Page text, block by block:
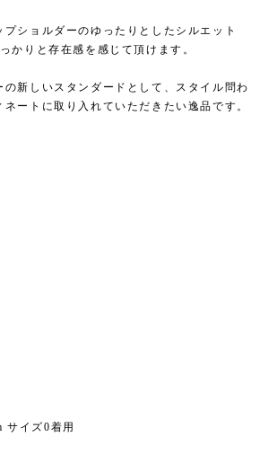
ショルダーのゆったりとしたシルエット
かりと存在感を感じて頂けます。
の新しいスタンダードとして、スタイル問わ
ートに取り入れていただきたい逸品です。
サイズ0着用